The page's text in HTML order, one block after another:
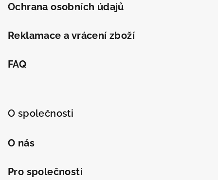
Ochrana osobních údajů
Reklamace a vrácení zboží
FAQ
O společnosti
O nás
Pro společnosti